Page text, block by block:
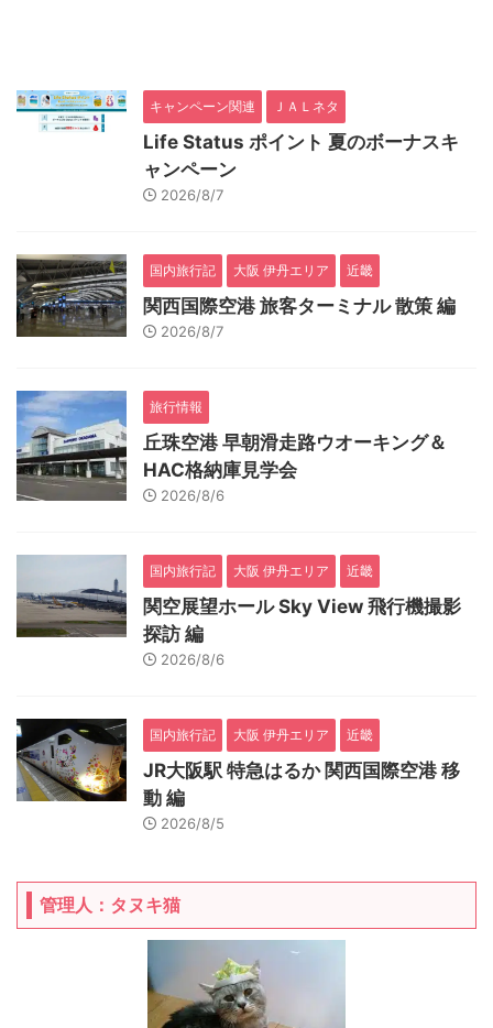
キャンペーン関連 ＪＡＬネタ
Life Status ポイント 夏のボーナスキ
ャンペーン
2026/8/7
国内旅行記 大阪 伊丹エリア 近畿
関西国際空港 旅客ターミナル 散策 編
2026/8/7
旅行情報
丘珠空港 早朝滑走路ウオーキング＆
HAC格納庫見学会
2026/8/6
国内旅行記 大阪 伊丹エリア 近畿
関空展望ホール Sky View 飛行機撮影
探訪 編
2026/8/6
国内旅行記 大阪 伊丹エリア 近畿
JR大阪駅 特急はるか 関西国際空港 移
動 編
2026/8/5
管理人：タヌキ猫